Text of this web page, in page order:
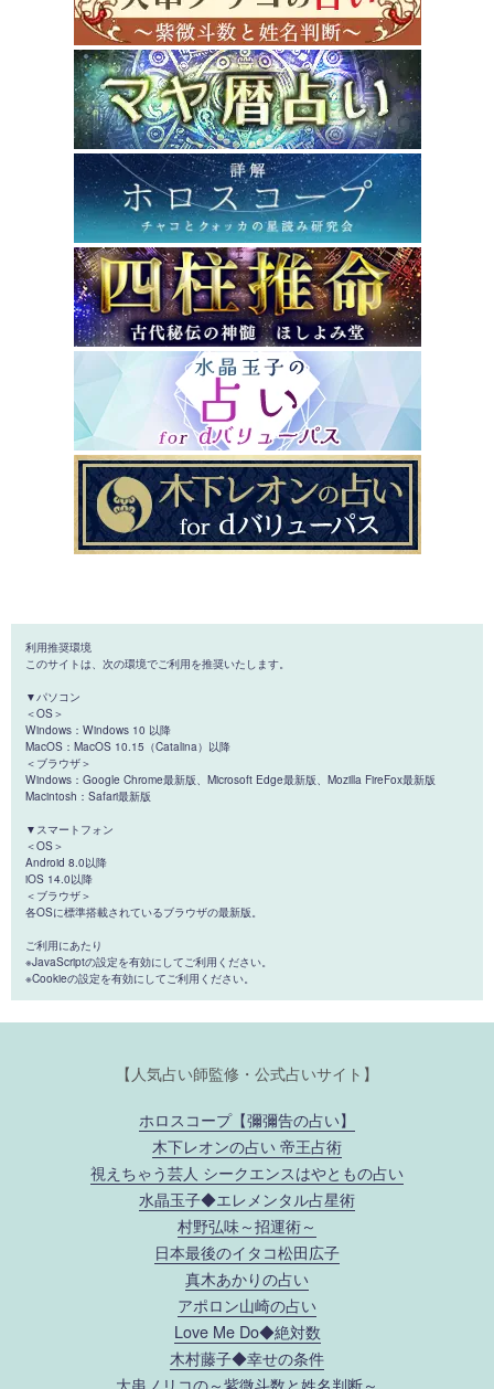
利用推奨環境
このサイトは、次の環境でご利用を推奨いたします。
▼パソコン
＜OS＞
Windows：Windows 10 以降
MacOS：MacOS 10.15（Catalina）以降
＜ブラウザ＞
Windows：Google Chrome最新版、Microsoft Edge最新版、Mozilla FireFox最新版
Macintosh：Safari最新版
▼スマートフォン
＜OS＞
Android 8.0以降
iOS 14.0以降
＜ブラウザ＞
各OSに標準搭載されているブラウザの最新版。
ご利用にあたり
※JavaScriptの設定を有効にしてご利用ください。
※Cookieの設定を有効にしてご利用ください。
【人気占い師監修・公式占いサイト】
ホロスコープ【彌彌告の占い】
木下レオンの占い 帝王占術
視えちゃう芸人 シークエンスはやともの占い
水晶玉子◆エレメンタル占星術
村野弘味～招運術～
日本最後のイタコ松田広子
真木あかりの占い
アポロン山崎の占い
Love Me Do◆絶対数
木村藤子◆幸せの条件
大串ノリコの～紫微斗数と姓名判断～